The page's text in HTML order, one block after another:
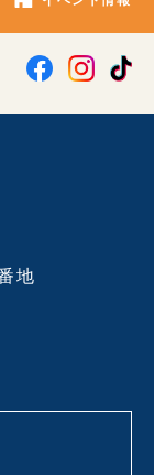
地